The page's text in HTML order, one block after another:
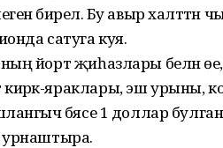
бирелә. Бу авыр халәттән
сатуга куя.
йорт җиһазлары белән
яраклары, эш урыны,
бәясе 1 доллар
урнаштыра.